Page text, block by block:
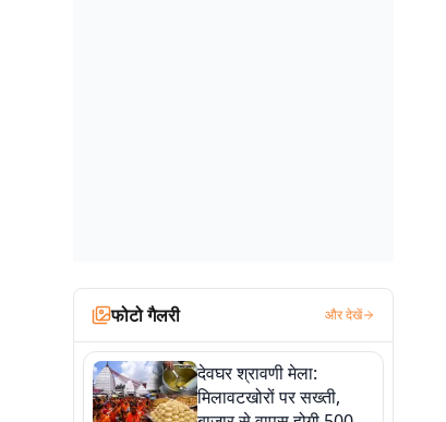
फोटो गैलरी और देखें
देवघर श्रावणी मेला:
मिलावटखोरों पर सख्ती,